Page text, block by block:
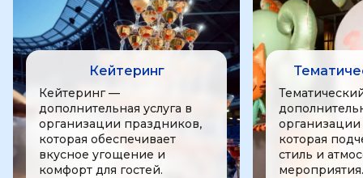
Кейтеринг
Кейтеринг —
дополнительная услуга в
организации праздников,
которая обеспечивает
вкусное угощение и
комфорт для гостей.
которая
стиль и
мероприятия.